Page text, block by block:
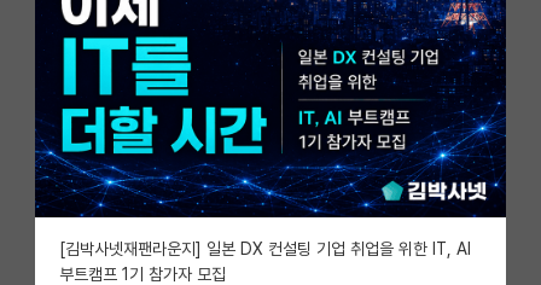
커뮤니티 홈
전체글보기
베스트 게시판
IF 명예의전당
자유 게시판(아무개랩)
미국 유학 게시판
[김박사넷재팬라운지] 일본 DX 컨설팅 기업 취업을 위한 IT, AI
부트캠프 1기 참가자 모집